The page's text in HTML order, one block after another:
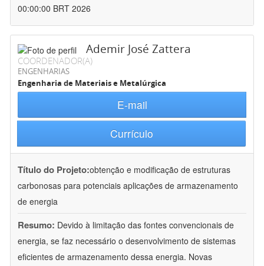
00:00:00 BRT 2026
Ademir José Zattera
COORDENADOR(A)
ENGENHARIAS
Engenharia de Materiais e Metalúrgica
E-mail
Currículo
Título do Projeto:obtenção e modificação de estruturas
carbonosas para potenciais aplicações de armazenamento
de energia
Resumo: Devido à limitação das fontes convencionais de
energia, se faz necessário o desenvolvimento de sistemas
eficientes de armazenamento dessa energia. Novas